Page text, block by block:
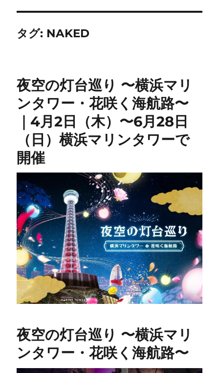
タグ: NAKED
夜空の灯台巡り 〜横浜マリ
ンタワー・花咲く海航路〜
｜4月2日（木）〜6月28日
（日）横浜マリンタワーで
開催
夜空の灯台巡り 〜横浜マリ
ンタワー・花咲く海航路〜